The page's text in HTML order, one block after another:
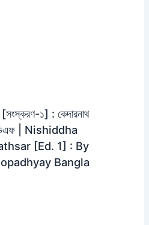
[সংস্করণ-১] : কেদারনাথ
| Nishiddha
[Ed. 1] : By
Bangla